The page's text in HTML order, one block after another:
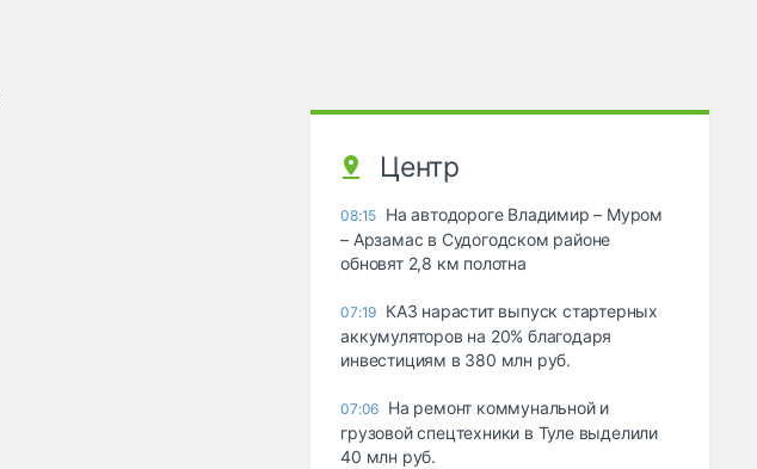
Центр
08:15 На автодороге Владимир – Муром
– Арзамас в Судогодском районе
обновят 2,8 км полотна
07:19 КАЗ нарастит выпуск стартерных
аккумуляторов на 20% благодаря
инвестициям в 380 млн руб.
07:06 На ремонт коммунальной и
грузовой спецтехники в Туле выделили
40 млн руб.